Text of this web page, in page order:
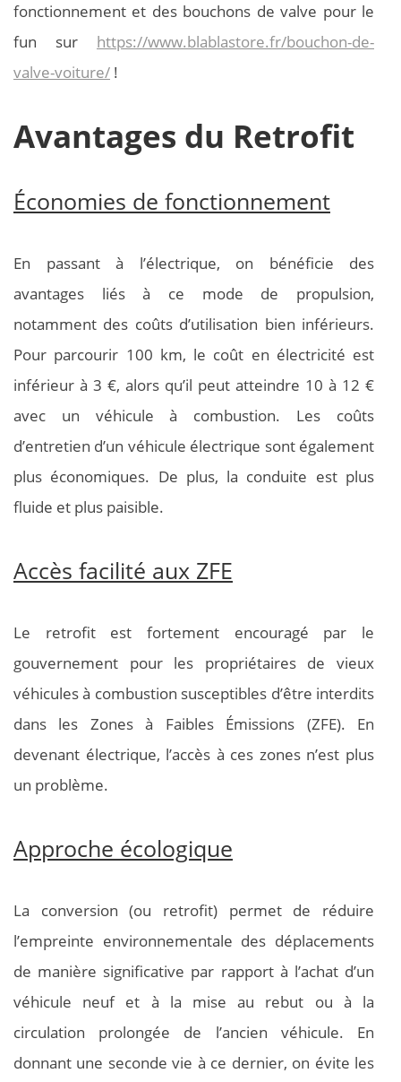
fonctionnement et des bouchons de valve pour le
fun sur https://www.blablastore.fr/bouchon-de-
valve-voiture/ !
Avantages du Retrofit
Économies de fonctionnement
En passant à l’électrique, on bénéficie des
avantages liés à ce mode de propulsion,
notamment des coûts d’utilisation bien inférieurs.
Pour parcourir 100 km, le coût en électricité est
inférieur à 3 €, alors qu’il peut atteindre 10 à 12 €
avec un véhicule à combustion. Les coûts
d’entretien d’un véhicule électrique sont également
plus économiques. De plus, la conduite est plus
fluide et plus paisible.
Accès facilité aux ZFE
Le retrofit est fortement encouragé par le
gouvernement pour les propriétaires de vieux
véhicules à combustion susceptibles d’être interdits
dans les Zones à Faibles Émissions (ZFE). En
devenant électrique, l’accès à ces zones n’est plus
un problème.
Approche écologique
La conversion (ou retrofit) permet de réduire
l’empreinte environnementale des déplacements
de manière significative par rapport à l’achat d’un
véhicule neuf et à la mise au rebut ou à la
circulation prolongée de l’ancien véhicule. En
donnant une seconde vie à ce dernier, on évite les